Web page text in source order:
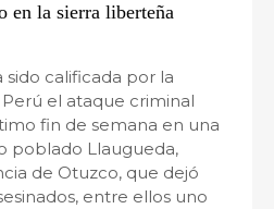
en la sierra liberteña
sido calificada por la
el ataque criminal
fin de semana en una
poblado Llaugueda,
de Otuzco, que dejó
entre ellos uno